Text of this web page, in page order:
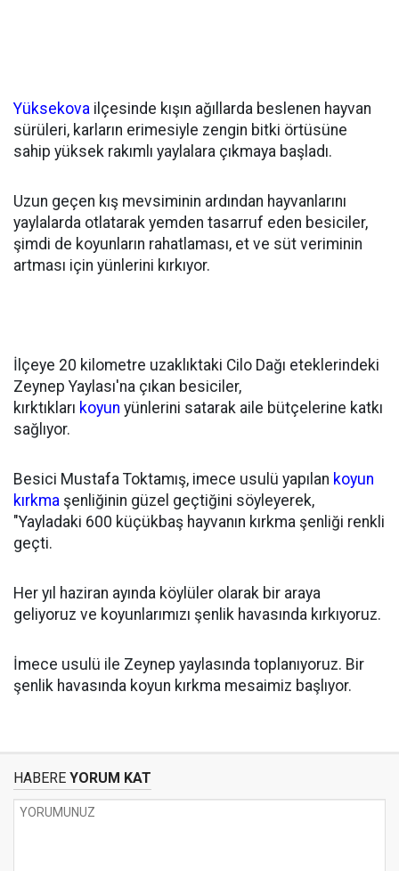
Yüksekova ilçesinde kışın ağıllarda beslenen hayvan
sürüleri, karların erimesiyle zengin bitki örtüsüne
sahip yüksek rakımlı yaylalara çıkmaya başladı.
Uzun geçen kış mevsiminin ardından hayvanlarını
yaylalarda otlatarak yemden tasarruf eden besiciler,
şimdi de koyunların rahatlaması, et ve süt veriminin
artması için yünlerini kırkıyor.
İlçeye 20 kilometre uzaklıktaki Cilo Dağı eteklerindeki
Zeynep Yaylası'na çıkan besiciler,
kırktıkları koyun yünlerini satarak aile bütçelerine katkı
sağlıyor.
Besici Mustafa Toktamış, imece usulü yapılan koyun
kırkma şenliğinin güzel geçtiğini söyleyerek,
"Yayladaki 600 küçükbaş hayvanın kırkma şenliği renkli
geçti.
Her yıl haziran ayında köylüler olarak bir araya
geliyoruz ve koyunlarımızı şenlik havasında kırkıyoruz.
İmece usulü ile Zeynep yaylasında toplanıyoruz. Bir
şenlik havasında koyun kırkma mesaimiz başlıyor.
HABERE YORUM KAT